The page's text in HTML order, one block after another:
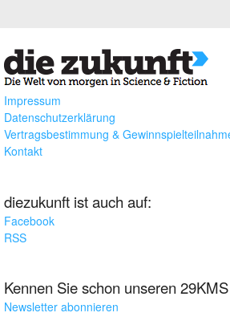
Impressum
Datenschutzerklärung
Vertragsbestimmung &
Kontakt
diezukunft ist auch auf:
Facebook
RSS
Kennen Sie schon unseren
Newsletter abonnieren